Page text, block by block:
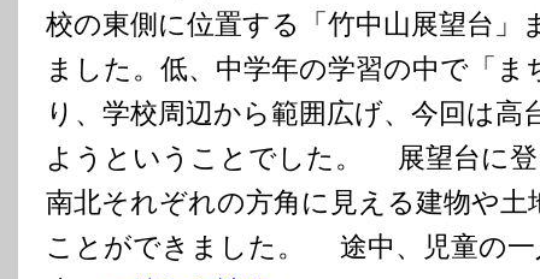
校の東側に位置する「竹中山展望台」
ました。低、中学年の学習の中で「ま
り、学校周辺から範囲広げ、今回は
ようということでした。 展望台に登
南北それぞれの方角に見える建物や
ことができました。 途中、児童の一